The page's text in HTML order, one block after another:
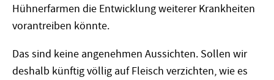
Hühnerfarmen die Entwicklung weiterer Krankheiten
vorantreiben könnte.
Das sind keine angenehmen Aussichten. Sollen wir
deshalb künftig völlig auf Fleisch verzichten, wie es